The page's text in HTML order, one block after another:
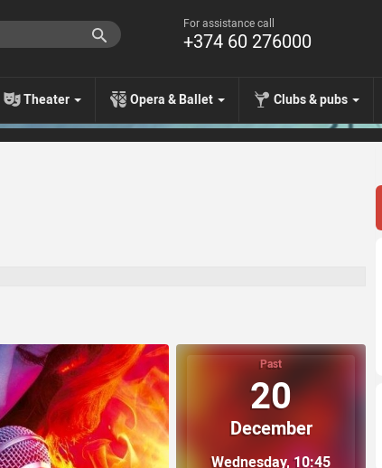
For assistance call
+374 60 276000
Theater Opera & Ballet Clubs & pubs
Past
20
December
Wednesday, 10:45